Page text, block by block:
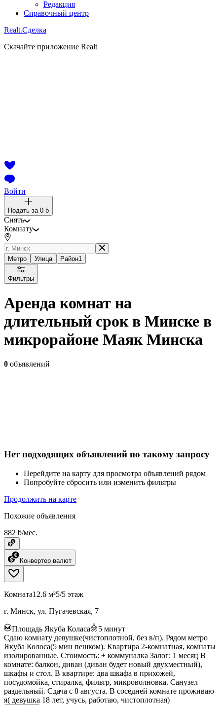
Редакция
Справочный центр
Realt.Сделка
Скачайте приложение Realt
Войти
Подать за 0 ƃ
Снять
Комнату
Метро Улица Район1
Фильтры
Аренда комнат на
длительный срок в Минске в
микрорайоне Маяк Минска
0 объявлений
Нет подходящих объявлений по такому запросу
Перейдите на карту для просмотра объявлений рядом
Попробуйте сбросить или изменить фильтры
Продолжить на карте
Похожие объявления
882 ƃ/мес.
Конвертер валют
Комната12.6 м²5/5 этаж
г. Минск, ул. Пугачевская, 7
Площадь Якуба Коласа 5 минут
Сдаю комнату девушке(чистоплотной, без в/п). Рядом метро
Якуба Колоса(5 мин пешком). Квартира 2-комнатная, комнаты
изолированные. Стоимость: + коммуналка Залог: 1 месяц В
комнате: балкон, диван (диван будет новый двухместный),
шкафы и стол. В квартире: два шкафа в прихожей,
посудомойка, стиралка, фильтр, микроволновка. Санузел
раздельный. Сдача с 8 августа. В соседней комнате проживаю
я( девушка 18 лет, учусь, работаю, чистоплотная)